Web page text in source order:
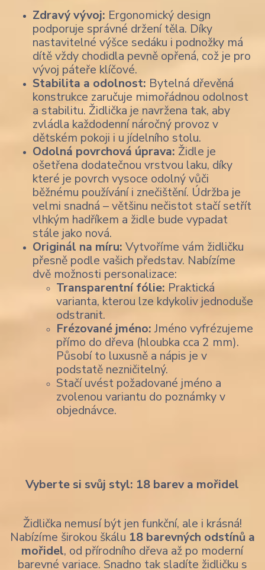
Zdravý vývoj: Ergonomický design
podporuje správné držení těla. Díky
nastavitelné výšce sedáku i podnožky má
dítě vždy chodidla pevně opřená, což je pro
vývoj páteře klíčové.
Stabilita a odolnost: Bytelná dřevěná
konstrukce zaručuje mimořádnou odolnost
a stabilitu. Židlička je navržena tak, aby
zvládla každodenní náročný provoz v
dětském pokoji i u jídelního stolu.
Odolná povrchová úprava: Židle je
ošetřena dodatečnou vrstvou laku, díky
které je povrch vysoce odolný vůči
běžnému používání i znečištění. Údržba je
velmi snadná – většinu nečistot stačí setřít
vlhkým hadříkem a židle bude vypadat
stále jako nová.
Originál na míru: Vytvoříme vám židličku
přesně podle vašich představ. Nabízíme
dvě možnosti personalizace:
Transparentní fólie: Praktická
varianta, kterou lze kdykoliv jednoduše
odstranit.
Frézované jméno:Jméno vyfrézujeme
přímo do dřeva (hloubka cca 2 mm).
Působí to luxusně a nápis je v
podstatě nezničitelný.
Stačí uvést požadované jméno a
zvolenou variantu do poznámky v
objednávce.
Vyberte si svůj styl: 18 barev a mořidel
Židlička nemusí být jen funkční, ale i krásná!
Nabízíme širokou škálu 18 barevných odstínů a
mořidel, od přírodního dřeva až po moderní
barevné variace. Snadno tak sladíte židličku s